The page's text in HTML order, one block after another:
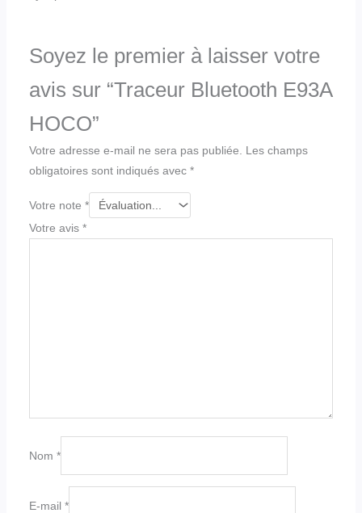
Soyez le premier à laisser votre
avis sur “Traceur Bluetooth E93A
HOCO”
Votre adresse e-mail ne sera pas publiée.
Les champs
obligatoires sont indiqués avec *
Votre note *
Votre avis *
Nom *
E-mail *